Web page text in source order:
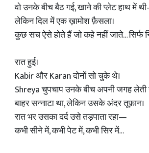
वो उनके बीच बैठ गई, खाने की प्लेट हाथ में
लेकिन दिल में एक ख़ामोश फ़ैसला।
कुछ सच ऐसे होते हैं जो कहे नहीं जाते… सिर्फ
रात हुई।
Kabir और Karan दोनों सो चुके थे।
Shreya चुपचाप उनके बीच अपनी जगह लेती
बाहर सन्नाटा था, लेकिन उसके अंदर तूफ़ान।
रात भर उसका दर्द उसे तड़पाता रहा—
कभी सीने में, कभी पेट में, कभी सिर में…